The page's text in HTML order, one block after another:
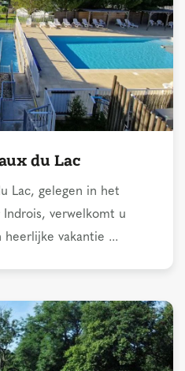
du Lac
Lac, gelegen in het
verwelkomt u
heerlijke vakantie ...